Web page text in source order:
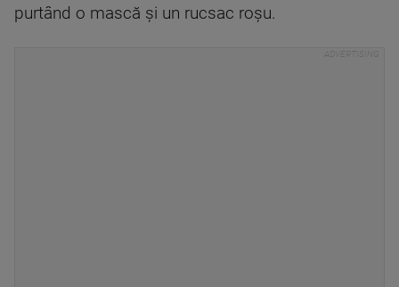
purtând o mască și un rucsac roșu.